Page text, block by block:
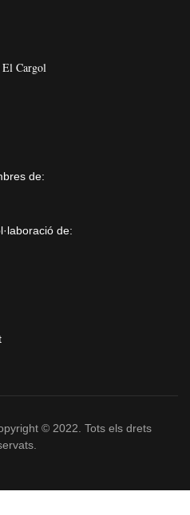
Cargol
de:
de:
© 2022. Tots els drets